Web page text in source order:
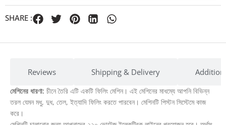
SHARE :
Reviews Shipping & Delivery
মেশিনের ধারণা: চীনে তৈরি এটি একটি ফিলিং মেশিন। এই মেশিনের মাধম্যে আপনি বিভিন্ন
তরল যেমন মধু, দুধ, তেল, ইত্যাদি ফিলিং করতে পারবেন। মেশিনটি পিস্টন সিস্টেমে কাজ
করে।